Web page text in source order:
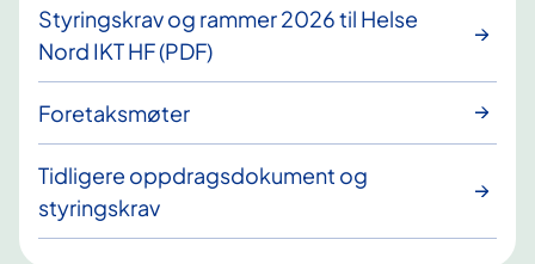
Styringskrav og rammer 2026 til Helse
Nord IKT HF (PDF)
Foretaksmøter
Tidligere oppdragsdokument og
styringskrav